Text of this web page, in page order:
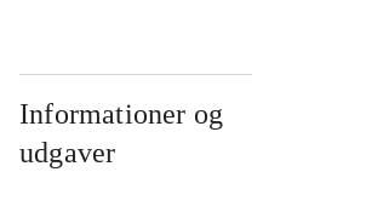
Informationer og
udgaver